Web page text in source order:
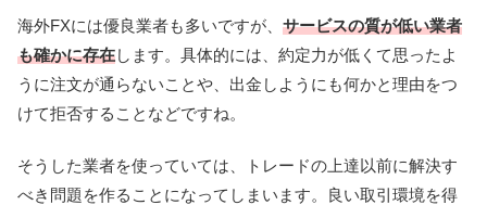
海外FXには優良業者も多いですが、 サービスの質が低い業者
も確かに存在します。具体的には、約定力が低くて思ったよ
うに注文が通らないことや、出金しようにも何かと理由をつ
けて拒否することなどですね。
そうした業者を使っていては、トレードの上達以前に解決す
べき問題を作ることになってしまいます。良い取引環境を得